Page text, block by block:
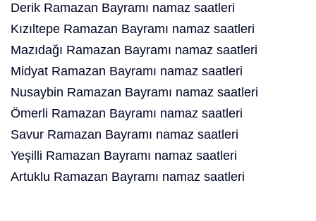
Derik Ramazan Bayramı namaz saatleri
Kızıltepe Ramazan Bayramı namaz saatleri
Mazıdağı Ramazan Bayramı namaz saatleri
Midyat Ramazan Bayramı namaz saatleri
Nusaybin Ramazan Bayramı namaz saatleri
Ömerli Ramazan Bayramı namaz saatleri
Savur Ramazan Bayramı namaz saatleri
Yeşilli Ramazan Bayramı namaz saatleri
Artuklu Ramazan Bayramı namaz saatleri